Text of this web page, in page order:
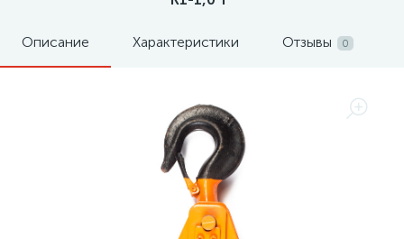
Описание Характеристики Отзывы 0